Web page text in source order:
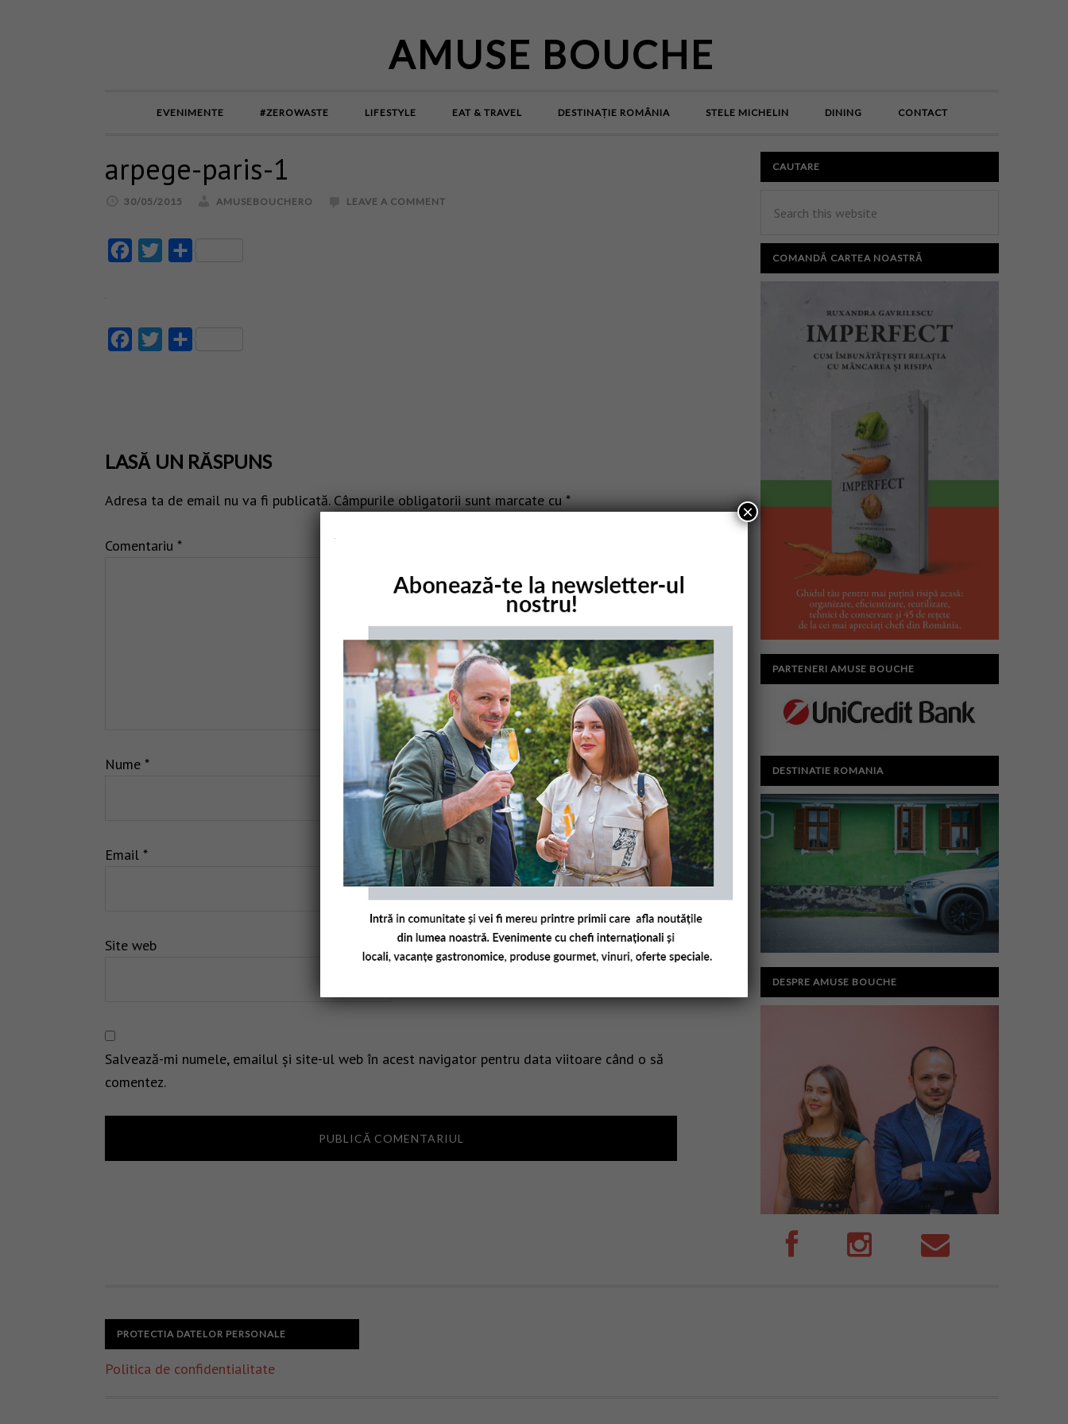
AMUSE BOUCHE
EVENIMENTE #ZEROWASTE LIFESTYLE EAT & TRAVEL DESTINAȚIE ROMÂNIA STELE MICHELIN DINING CONTACT
arpege-paris-1
30/05/2015 AMUSEBOUCHERO LEAVE A COMMENT
FacebookTwitter
FacebookTwitter
LASĂ UN RĂSPUNS
Adresa ta de email nu va fi publicată. Câmpurile obligatorii sunt marcate cu *
Comentariu *
Nume *
Email *
Site web
Salvează-mi numele, emailul și site-ul web în acest navigator pentru data viitoare când o să
comentez.
CAUTARE
COMANDĂ CARTEA NOASTRĂ
PARTENERI AMUSE BOUCHE
DESTINATIE ROMANIA
DESPRE AMUSE BOUCHE
PROTECTIA DATELOR PERSONALE
Politica de confidentialitate
×